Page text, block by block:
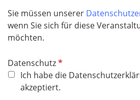
e
l
d
Sie müssen unserer
wenn Sie sich für diese
möchten.
DatenschutzP
f
l
Ich habe die
akzeptiert.